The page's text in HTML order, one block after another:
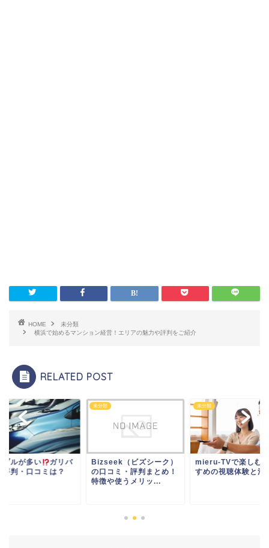
HOME
未分類
横浜で始めるマンション経営！エリアの魅力や評判をご紹介
RELATED POST
ブルが多い
ガリバ
評判・口コミは？
未分類
Bizseek（ビズシーク）
の口コミ・評判まとめ！
特徴や使うメリッ...
未分類
mieru-TVで楽しむ
すめの視聴体験と活